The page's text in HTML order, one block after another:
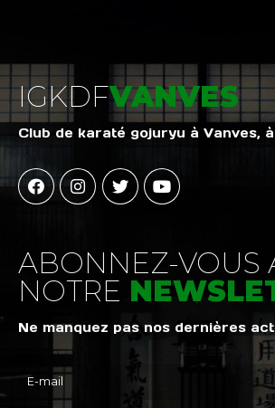
IGKDFVANVES
Club de karaté gojuryu à Vanves,
ABONNEZ-VOUS
NOTRE
Ne manquez pas nos dernières